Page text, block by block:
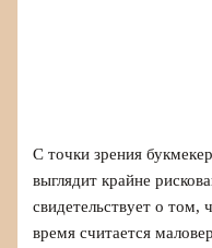
С точки зрения
выглядит крайне
свидетельствует о том,
время считается